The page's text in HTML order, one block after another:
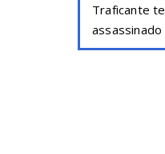
Traficante